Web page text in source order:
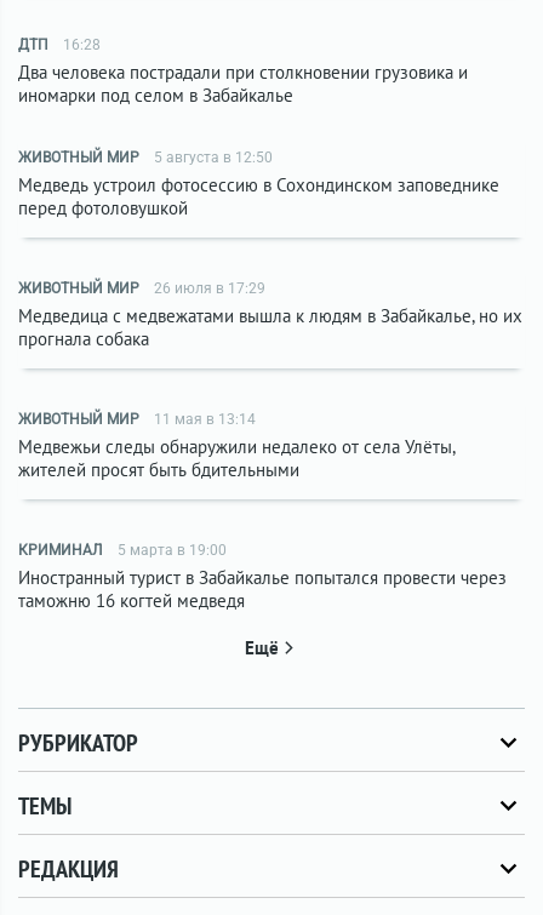
ДТП 16:28
Два человека пострадали при столкновении грузовика и
иномарки под селом в Забайкалье
ЖИВОТНЫЙ МИР 5 августа в 12:50
Медведь устроил фотосессию в Сохондинском заповеднике
перед фотоловушкой
ЖИВОТНЫЙ МИР 26 июля в 17:29
Медведица с медвежатами вышла к людям в Забайкалье, но их
прогнала собака
ЖИВОТНЫЙ МИР 11 мая в 13:14
Медвежьи следы обнаружили недалеко от села Улёты,
жителей просят быть бдительными
КРИМИНАЛ 5 марта в 19:00
Иностранный турист в Забайкалье попытался провести через
таможню 16 когтей медведя
Ещё
РУБРИКАТОР
ТЕМЫ
РЕДАКЦИЯ